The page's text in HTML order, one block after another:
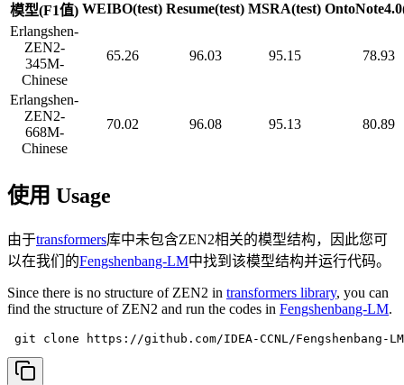
模型(F1值) WEIBO(test) Resume(test) MSRA(test)
Erlangshen-
ZEN2-
345M-
Chinese
65.26 96.03 95.15 78.93
Erlangshen-
ZEN2-
668M-
Chinese
70.02 96.08 95.13 80.89
使用 Usage
由于transformers库中未包含ZEN2相关的模型结构，因此您可
以在我们的Fengshenbang-LM中找到该模型结构并运行代码。
Since there is no structure of ZEN2 in transformers library, you can
find the structure of ZEN2 and run the codes in Fengshenbang-LM.
git clone https://github.com/IDEA-CCNL/Fengshenbang-